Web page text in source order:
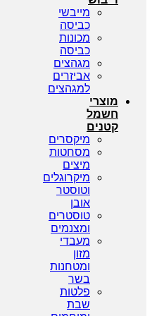
מייבשי
כביסה
מכונות
כביסה
מגהצים
אביזרים
למגהצים
מוצרי
חשמל
קטנים
מיקסרים
מסחטות
מיצים
מיקרוגלים
וטוסטר
אובן
טוסטרים
ומצנמים
מעבדי
מזון
ומטחנות
בשר
פלטות
שבת